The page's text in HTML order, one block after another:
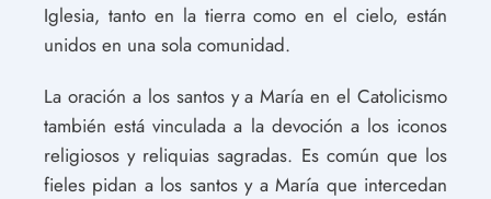
Iglesia, tanto en la tierra como en el cielo, están
unidos en una sola comunidad.
La oración a los santos y a María en el Catolicismo
también está vinculada a la devoción a los iconos
religiosos y reliquias sagradas. Es común que los
fieles pidan a los santos y a María que intercedan